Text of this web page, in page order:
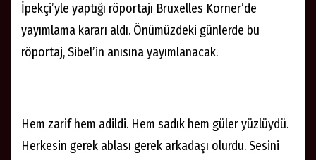
İpekçi’yle yaptığı röportajı Bruxelles Korner’de
yayımlama kararı aldı. Önümüzdeki günlerde bu
röportaj, Sibel’in anısına yayımlanacak.
Hem zarif hem adildi. Hem sadık hem güler yüzlüydü.
Herkesin gerek ablası gerek arkadaşı olurdu.Sesini